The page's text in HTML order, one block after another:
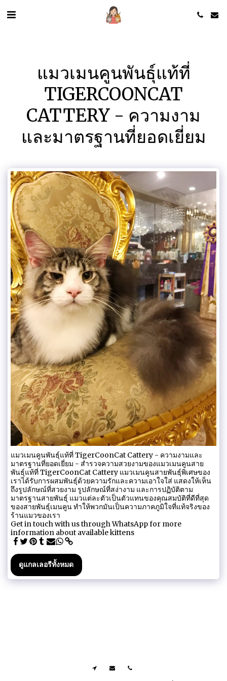
แมวเมนคูนพันธุ์แท้ที่
TIGERCOONCAT
CATTERY - ความงาม
และมาตรฐานที่ยอดเยี่ยม
แมวเมนคูนพันธุ์แท้ที่ TigerCoonCat Cattery - ความงามและ
มาตรฐานที่ยอดเยี่ยม - สำรวจความสวยงามของแมวเมนคูนสาย
พันธุ์แท้ที่ TigerCoonCat Cattery แมวเมนคูนสายพันธุ์พิเศษของ
เราได้รับการผสมพันธุ์ด้วยความรักและความเอาใจใส่ แสดงให้เห็น
ถึงรูปลักษณ์ที่สวยงาม รูปลักษณ์ที่สง่างาม และการปฏิบัติตาม
มาตรฐานสายพันธุ์ แมวแต่ละตัวเป็นตัวแทนของคุณสมบัติที่ดีที่สุด
ของสายพันธุ์เมนคูน ทำให้พวกมันเป็นความภาคภูมิใจที่แท้จริงของ
ร้านแมวของเรา
Get in touch with us through WhatsApp for more
information about available kittens
ดูแกลเลอรีทั้งหมด